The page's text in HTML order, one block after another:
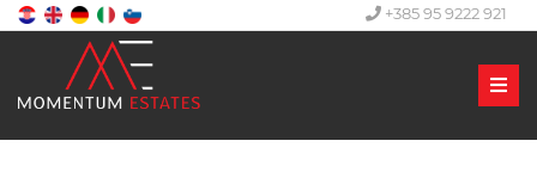
+385 95 9222 921